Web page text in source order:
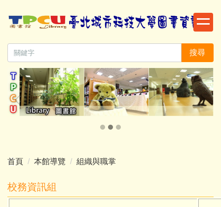
到
要
區
搜尋
首頁 本館導覽 組織與職掌
校務資訊組